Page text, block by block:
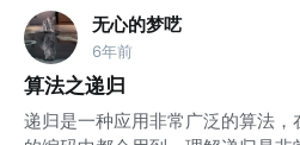
无心的梦呓
6年前
算法之递归
递归是一种应用非常广泛的算法